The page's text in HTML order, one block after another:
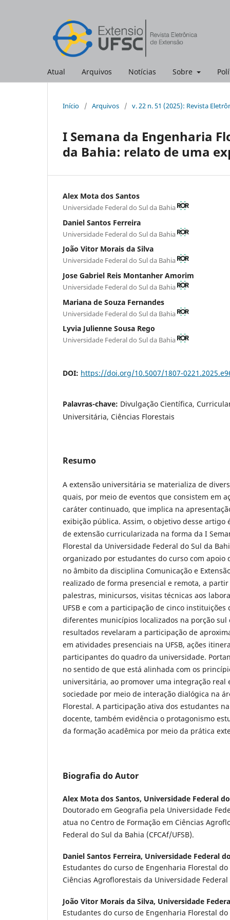
Atual Arquivos Notícias Sobre
Início / Arquivos / v. 22 n. 51 (2025): Revista
I Semana da Engenharia
da Bahia: relato de uma
Alex Mota dos Santos
Universidade Federal do Sul da Bahia
Daniel Santos Ferreira
Universidade Federal do Sul da Bahia
João Vitor Morais da Silva
Universidade Federal do Sul da Bahia
Jose Gabriel Reis Montanher Amorim
Universidade Federal do Sul da Bahia
Mariana de Souza Fernandes
Universidade Federal do Sul da Bahia
Lyvia Julienne Sousa Rego
Universidade Federal do Sul da Bahia
DOI: https://doi.org/10.5007/1807-
Palavras-chave: Divulgação Científica,
Universitária, Ciências Florestais
Resumo
A extensão universitária se materializa de
quais, por meio de eventos que consistem em
caráter continuado, que implica na
exibição pública. Assim, o objetivo desse artigo
de extensão curricularizada na forma da I
Florestal da Universidade Federal do Sul da
organizado por estudantes do curso com apoio
no âmbito da disciplina Comunicação e
realizado de forma presencial e remota, a
palestras, minicursos, visitas técnicas aos
UFSB e com a participação de cinco
diferentes municípios localizados na porção sul
resultados revelaram a participação de
em atividades presenciais na UFSB, ações
participantes do quadro da universidade.
no sentido de que está alinhada com os
universitária, ao promover uma integração real
sociedade por meio de interação dialógica na
Florestal. A participação ativa dos estudantes
docente, também evidência o protagonismo
da formação acadêmica por meio da prática
Biografia do Autor
Alex Mota dos Santos, Universidade Federal
Doutorado em Geografia pela Universidade
atua no Centro de Formação em Ciências
Federal do Sul da Bahia (CFCAf/UFSB).
Daniel Santos Ferreira, Universidade Federal
Estudantes do curso de Engenharia Florestal
Ciências Agroflorestais da Universidade Federal
João Vitor Morais da Silva, Universidade
Estudantes do curso de Engenharia Florestal